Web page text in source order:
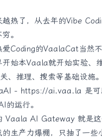
热了，从去年的Vibe
。
Coding的VaalaCat当然不
开始本Vaala就开始实验、
、推理、搜索等基础设施。
- https://ai.vaa.la 是
的运行。
Vaala AI Gateway 就是这
的生产力爆棚，只抽了一